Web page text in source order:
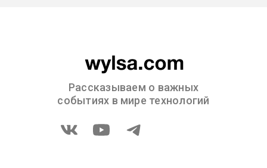
Рассказываем о важных
событиях в мире технологий